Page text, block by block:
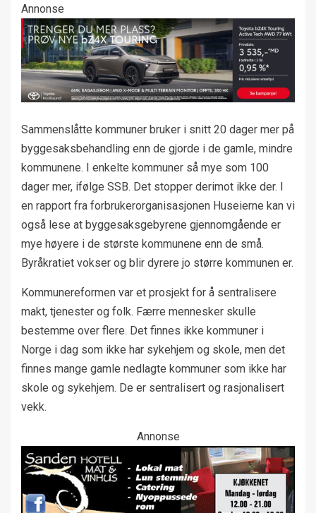
Annonse
Sammenslåtte kommuner bruker i snitt 20 dager mer på
byggesaksbehandling enn de gjorde i de gamle, mindre
kommunene. I enkelte kommuner så mye som 100
dager mer, ifølge SSB. Det stopper derimot ikke der. I
en rapport fra forbrukerorganisasjonen Huseierne kan vi
også lese at byggesaksgebyrene gjennomgående er
mye høyere i de største kommunene enn de små.
Byråkratiet vokser og blir dyrere jo større kommunen er.
Kommunereformen var et prosjekt for å sentralisere
makt, tjenester og folk. Færre mennesker skulle
bestemme over flere. Det finnes ikke kommuner i
Norge i dag som ikke har sykehjem og skole, men det
finnes mange gamle nedlagte kommuner som ikke har
skole og sykehjem. De er sentralisert og rasjonalisert
vekk.
Annonse